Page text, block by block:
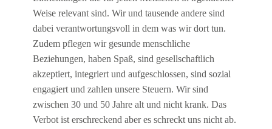
Weise relevant sind. Wir und tausende andere sind
dabei verantwortungsvoll in dem was wir dort tun.
Zudem pflegen wir gesunde menschliche
Beziehungen, haben Spaß, sind gesellschaftlich
akzeptiert, integriert und aufgeschlossen, sind sozial
engagiert und zahlen unsere Steuern. Wir sind
zwischen 30 und 50 Jahre alt und nicht krank. Das
Verbot ist erschreckend aber es schreckt uns nicht ab.